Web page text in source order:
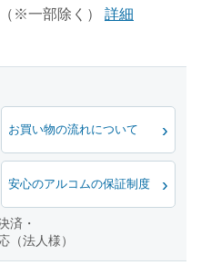
※一部除く）
詳細
お買い物の流れについて
安心のアルコムの保証制度
済・
（法人様）